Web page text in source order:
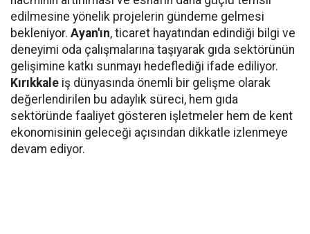
edilmesine yönelik projelerin gündeme gelmesi
bekleniyor. Ayan'ın, ticaret hayatından edindiği bilgi ve
deneyimi oda çalışmalarına taşıyarak gıda sektörünün
gelişimine katkı sunmayı hedeflediği ifade ediliyor.
Kırıkkale iş dünyasında önemli bir gelişme olarak
değerlendirilen bu adaylık süreci, hem gıda
sektöründe faaliyet gösteren işletmeler hem de kent
ekonomisinin geleceği açısından dikkatle izlenmeye
devam ediyor.